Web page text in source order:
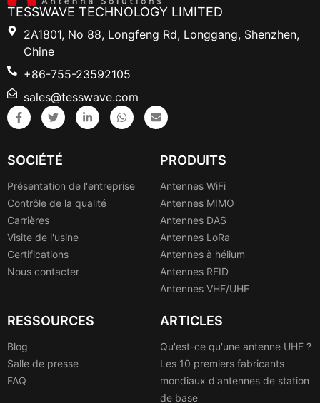
TESSWAVE TECHNOLOGY LIMITED
2A1801, No 88, Longfeng Rd, Longgang, Shenzhen,
Chine
+86-755-23592105
sales@tesswave.com
SOCIÉTÉ
Présentation de l'entreprise
Contrôle de la qualité
Carrières
Visite de l'usine
Certifications
Nous contacter
PRODUITS
Antennes WiFi
Antennes MIMO
Antennes DAS
Antennes LoRa
Antennes à hélium
Antennes RFID
Antennes VHF/UHF
RESSOURCES
Blog
Salle de presse
FAQ
ARTICLES
Qu'est-ce qu'une antenne UHF ?
Les 10 premiers fabricants
mondiaux d'antennes de station
de base